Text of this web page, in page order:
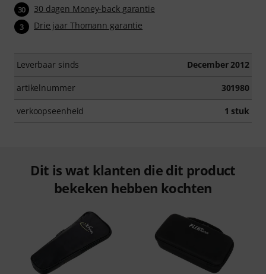
30 30 dagen Money-back garantie
3 Drie jaar Thomann garantie
Leverbaar sinds December 2012
artikelnummer 301980
verkoopseenheid 1 stuk
Dit is wat klanten die dit product
bekeken hebben kochten